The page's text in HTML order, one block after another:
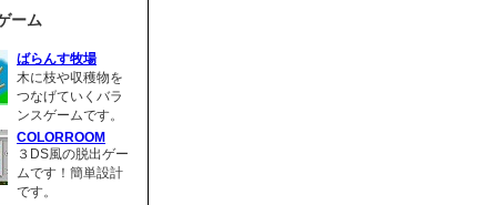
ーム
ばらんす牧場
木に枝や収穫物を
つなげていくバラ
ンスゲームです。
COLORROOM
３DS風の脱出ゲー
ムです！簡単設計
です。